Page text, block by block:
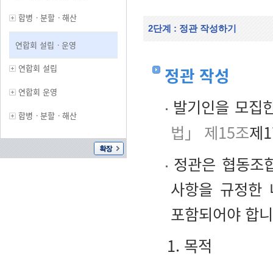
합병ㆍ분할ㆍ해산
연합회 설립ㆍ운영
연합회 설립
연합회 운영
합병ㆍ분할ㆍ해산
2단계 : 정관 작성하기
정관 작성
발기인을 모집
법」 제15조제
정관은 협동조
사항을 규정한
포함되어야 합
1. 목적